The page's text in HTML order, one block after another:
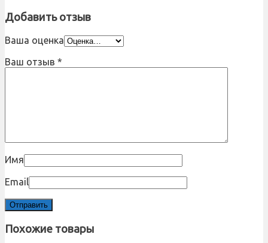
Добавить отзыв
Ваша оценка
Ваш отзыв *
Имя
Email
Похожие товары